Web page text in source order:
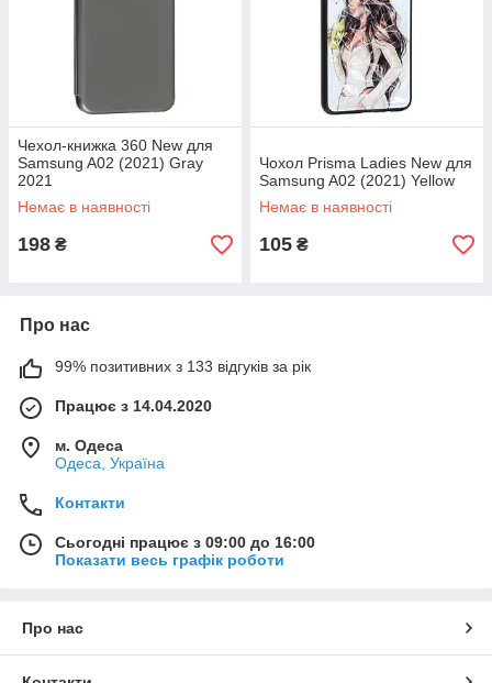
Чехол-книжка 360 New для
Samsung A02 (2021) Gray
2021
Немає в наявності
198 ₴
Чохол Prisma Ladies New для
Samsung A02 (2021) Yellow
Немає в наявності
105 ₴
Про нас
99% позитивних з 133 відгуків за рік
Працює з 14.04.2020
м. Одеса
Одеса, Україна
Контакти
Сьогодні працює з 09:00 до 16:00
Показати весь графік роботи
Про нас